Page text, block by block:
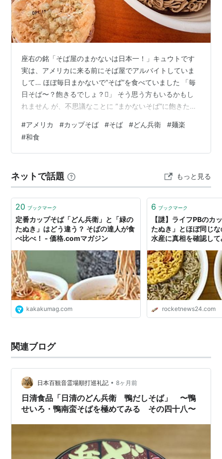
座右の銘「そば屋のまかないは日本一！」キュウトです
実は、アメリカに来る前にそば屋でアルバイトしていま
して… ほぼ毎日まかないで”そば”を食べていました 「毎
日そば〜？飽きるでしょ？🫩」 そう思う方もいるかもし
れません が、不思議なことに ”まかないそば”に飽きたこ
ー、そば食べたいな」 ってなっていました、完全にそば
中毒です あのまかないはそれくらいとっても美味しかっ
たんですよね、今でもあの味を思い出します まあ何が言
今回の企画 そんな私が今回、 アメリカで買ったカップ蕎
麦のガチレビュ…
#アメリカ #カップそば #そば #どん兵衛 #麺楽
#和食
ネットで話題 もっと見る
20 ブックマーク
定番カップそば「どん兵衛」と「緑の
たぬき」はどう違う？ そばの達人が食
べ比べ！ - 価格.comマガジン
kakakumag.com
6 ブックマーク
【謎】ライフPBのカ
たぬき」とほぼ同じ
水産に真相を確認し
rocketnews24.com
関連ブログ
日本百観音霊場順打巡礼記 • 8ヶ月前
日清食品「日清のどん兵衛 鴨だしそば」 〜鴨
せいろ・鴨南蛮そばを極めてみる その四十八〜